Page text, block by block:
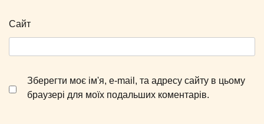
Сайт
Зберегти моє ім'я, e-mail, та адресу сайту в цьому
браузері для моїх подальших коментарів.